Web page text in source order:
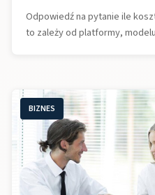
Odpowiedź na pytanie ile
to zależy od platformy,
BIZNES